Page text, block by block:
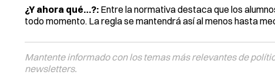
¿Y ahora qué…?: Entre la normativa destaca que los
todo momento. La regla se mantendrá así al menos hasta
Mantente informado con los temas más relevantes de
newsletters.